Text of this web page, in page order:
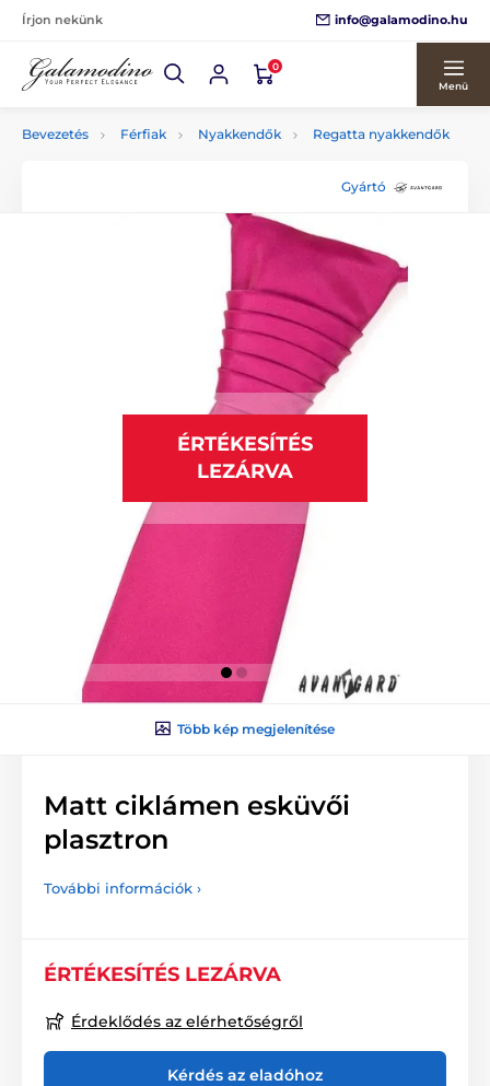
Írjon nekünk info@galamodino.hu
0
Menü
Bevezetés Férfiak Nyakkendők Regatta nyakkendők
Gyártó
ÉRTÉKESÍTÉS
LEZÁRVA
Több kép megjelenítése
Matt ciklámen esküvői
plasztron
További információk ›
ÉRTÉKESÍTÉS LEZÁRVA
Érdeklődés az elérhetőségről
Kérdés az eladóhoz